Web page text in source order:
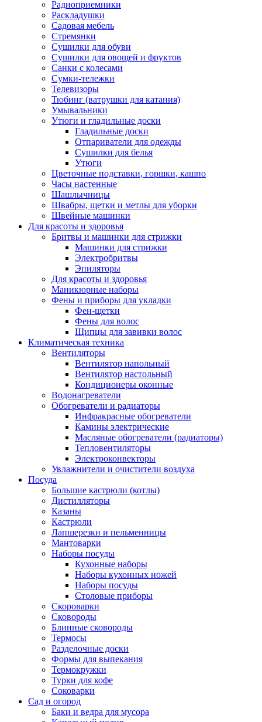
Радиоприемники
Раскладушки
Садовая мебель
Стремянки
Сушилки для обуви
Сушилки для овощей и фруктов
Санки с колесами
Сумки-тележки
Телевизоры
Тюбинг (ватрушки для катания)
Умывальники
Утюги и гладильные доски
Гладильные доски
Отпариватели для одежды
Сушилки для белья
Утюги
Цветочные подставки, горшки, кашпо
Часы настенные
Шашлычницы
Швабры, щетки и метлы для уборки
Швейные машинки
Для красоты и здоровья
Бритвы и машинки для стрижки
Машинки для стрижки
Электробритвы
Эпиляторы
Для красоты и здоровья
Маникюрные наборы
Фены и приборы для укладки
Фен-щетки
Фены для волос
Щипцы для завивки волос
Климатическая техника
Вентиляторы
Вентилятор напольный
Вентилятор настольный
Кондиционеры оконные
Водонагреватели
Обогреватели и радиаторы
Инфракрасные обогреватели
Камины электрические
Масляные обогреватели (радиаторы)
Тепловентиляторы
Электроконвекторы
Увлажнители и очистители воздуха
Посуда
Большие кастрюли (котлы)
Дистилляторы
Казаны
Кастрюли
Лапшерезки и пельменницы
Мантоварки
Наборы посуды
Кухонные наборы
Наборы кухонных ножей
Наборы посуды
Столовые приборы
Скороварки
Сковороды
Блинные сковороды
Термосы
Разделочные доски
Формы для выпекания
Термокружки
Турки для кофе
Соковарки
Сад и огород
Баки и ведра для мусора